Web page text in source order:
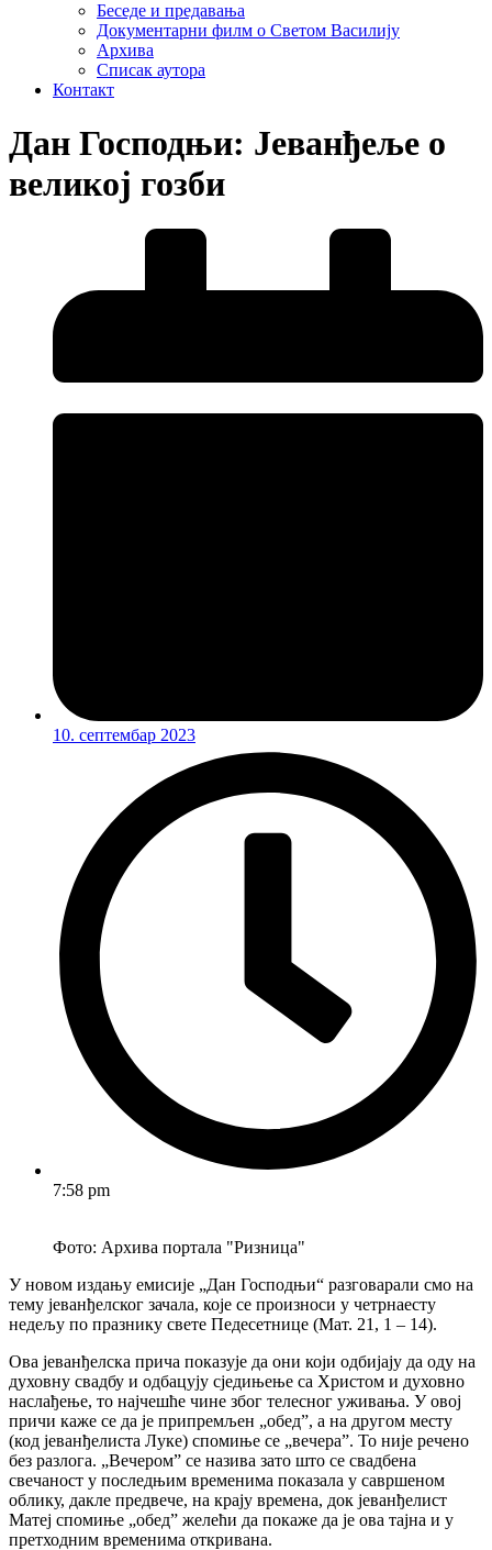
Беседе и предавања
Документарни филм о Светом Василију
Архива
Списак аутора
Контакт
Дан Господњи: Jeванђеље о
великој гозби
10. септембар 2023
7:58 pm
Фото: Архива портала "Ризница"
У новом издању емисије „Дан Господњи“ разговарали смо на
тему јеванђелског зачала, које се произноси у четрнаесту
недељу по празнику свете Педесетнице (Мат. 21, 1 – 14).
Ова јеванђелска прича показује да они који одбијају да оду на
духовну свадбу и одбацују сједињење са Христом и духовно
наслађење, то најчешће чине због телесног уживања. У овој
причи каже се да је припремљен „обедˮ, а на другом месту
(код јеванђелиста Луке) спомиње се „вечераˮ. То није речено
без разлога. „Вечеромˮ се назива зато што се свадбена
свечаност у последњим временима показала у савршеном
облику, дакле предвече, на крају времена, док јеванђелист
Матеј спомиње „обедˮ желећи да покаже да је ова тајна и у
претходним временима откривана.